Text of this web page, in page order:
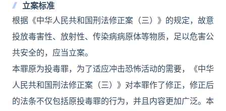
立案标准
根据《中华人民共和国刑法修正案（三）》的规定，故意
投放毒害性、放射性、传染病病原体等物质，足以危害公
共安全的，应当立案。
本罪原为投毒罪，为了适应冲击恐怖活动的需要，《中华
人民共和国刑法修正案（三）》对本罪作了修正，修正后
的法条不仅包括原投毒罪的行为，并且内容更加广泛。本